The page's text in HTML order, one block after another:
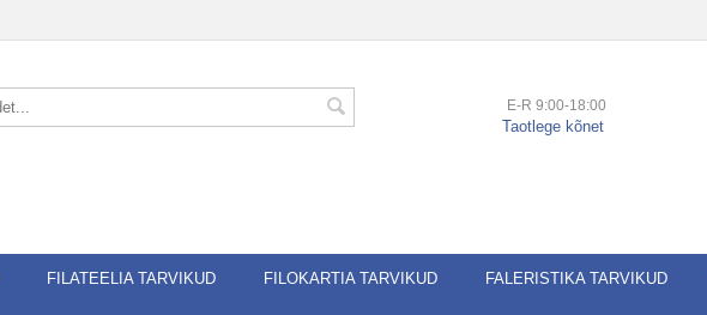
E-R 9:00-18:00
Taotlege kõnet
FILATEELIA TARVIKUD FILOKARTIA TARVIKUD FALERISTIKA TARVIKUD